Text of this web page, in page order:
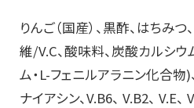
りんご（国産）、黒酢、はちみ
維/V.C、酸味料、炭酸カルシウ
ム・L-フェニルアラニン化合物)
ナイアシン、V.B6、 V.B2、 V.E、